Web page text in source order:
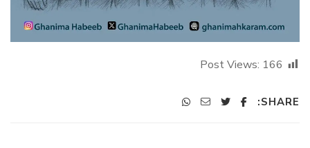
Post Views: 166
SHARE: